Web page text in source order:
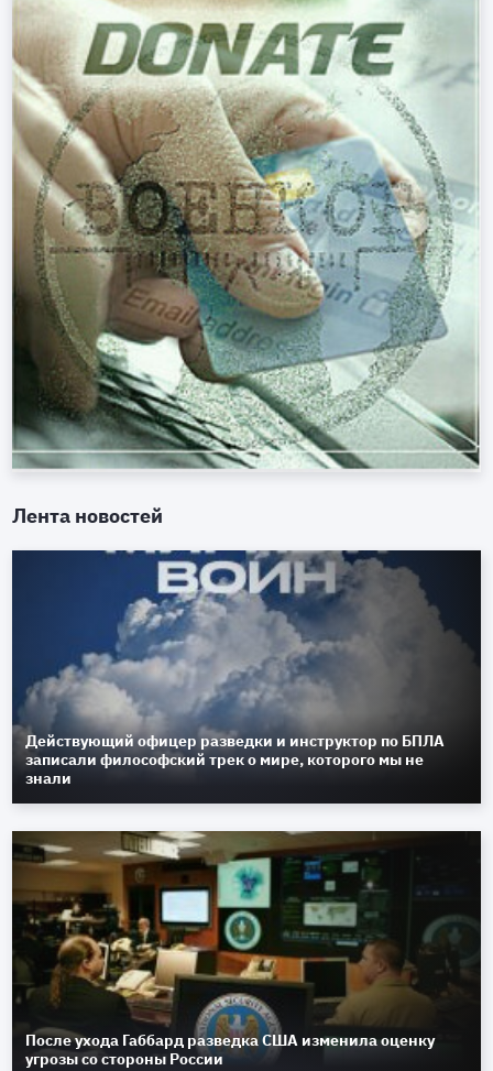
Лента новостей
Действующий офицер разведки и инструктор по БПЛА
записали философский трек о мире, которого мы не
знали
После ухода Габбард разведка США изменила оценку
угрозы со стороны России